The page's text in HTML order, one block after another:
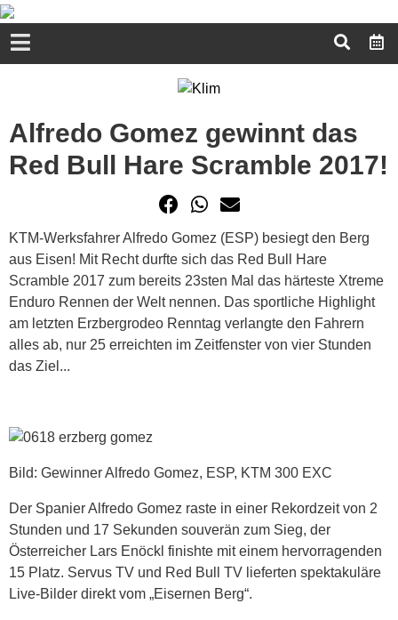
Alfredo Gomez gewinnt das
Red Bull Hare Scramble 2017!
KTM-Werksfahrer Alfredo Gomez (ESP) besiegt den Berg
aus Eisen! Mit Recht durfte sich das Red Bull Hare
Scramble 2017 zum bereits 23sten Mal das härteste Xtreme
Enduro Rennen der Welt nennen. Das sportliche Highlight
am letzten Erzbergrodeo Renntag verlangte den Fahrern
alles ab, nur 25 erreichten im Zeitfenster von vier Stunden
das Ziel...
Bild: Gewinner Alfredo Gomez, ESP, KTM 300 EXC
Der Spanier Alfredo Gomez raste in einer Rekordzeit von 2
Stunden und 17 Sekunden souverän zum Sieg, der
Österreicher Lars Enöckl finishte mit einem hervorragenden
15 Platz. Servus TV und Red Bull TV lieferten spektakuläre
Live-Bilder direkt vom „Eisernen Berg“.